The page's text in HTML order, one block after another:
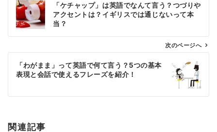
ン
「ケチャップ」は英語でなんて言う？つづりや
アクセントは？イギリスでは通じないって本
当？
次のページへ
「わがまま」って英語で何て言う？5つの基本
表現と会話で使えるフレーズを紹介！
関連記事